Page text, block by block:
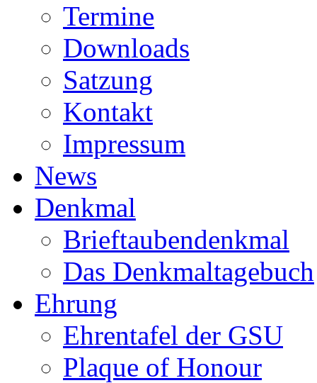
Termine
Downloads
Satzung
Kontakt
Impressum
News
Denkmal
Brieftaubendenkmal
Das Denkmaltagebuch
Ehrung
Ehrentafel der GSU
Plaque of Honour